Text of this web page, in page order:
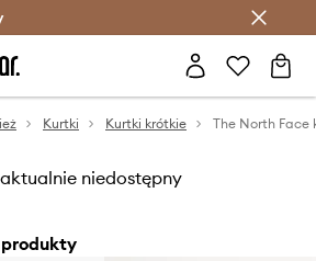
z Answear Club >
Kurtki Kurtki krótkie
niedostępny